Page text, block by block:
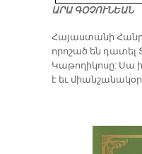
ԱՐԱ ԳՕՉՈՒՆԵԱՆ
​Հայաստանի
որոշած են դատել
Կաթողիկոսը: Սա
է եւ